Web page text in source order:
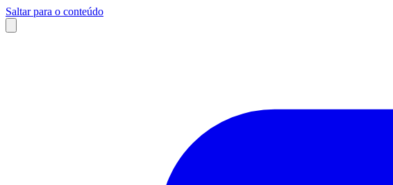
Saltar para o conteúdo